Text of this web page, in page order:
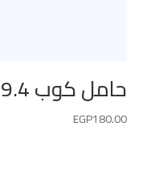
حامل كوب 9.4×9.4 cm ذهبي
EGP180.00